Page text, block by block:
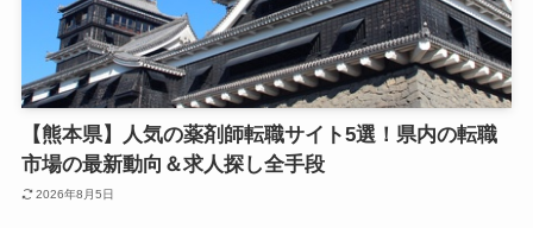
【熊本県】人気の薬剤師転職サイト5選！県内の転職
市場の最新動向＆求人探し全手段
2026年8月5日